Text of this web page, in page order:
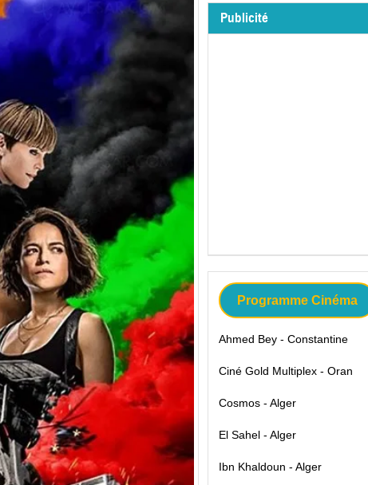
Publicité
Programme Cinéma
Ahmed Bey - Constantine
Ciné Gold Multiplex - Oran
Cosmos - Alger
El Sahel - Alger
Ibn Khaldoun - Alger